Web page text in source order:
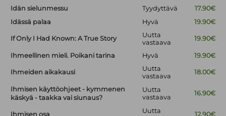
Idän sielunmessu Tyydyttävä
17.90€
Idässä palaa
Hyvä 19.90€
If Only I Had Known: A True Story
Uutta
vastaava
19.90€
Ihmeellinen mieli. Poikani tarina Hyvä 19.90€
Ihmeiden aikakausi
Uutta
vastaava
18.00€
Ihmisen käyttöohjeet - kymmenen
käskyä - taakka vai siunaus?
Uutta
vastaava
16.90€
Ihmisen osa
Uutta
12.90€